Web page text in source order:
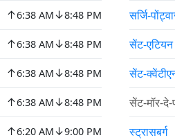
↑6:38 AM↓8:48 PM
↑6:38 AM↓8:48 PM
↑6:38 AM↓8:48 PM
↑6:38 AM↓8:48 PM
↑6:20 AM↓9:00 PM
सर्जि-
सेंट-एटियन
सेंट-
सेंट-मॉर-
स्ट्रासबर्ग